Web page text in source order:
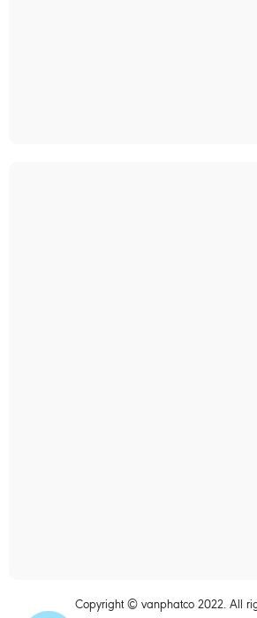
Copyright © vanphatco 2022. All